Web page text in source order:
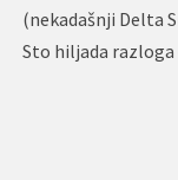
(nekadašnji Delta
Sto hiljada